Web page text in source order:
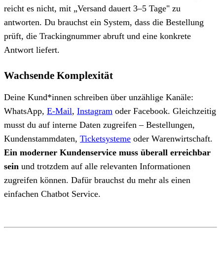
reicht es nicht, mit „Versand dauert 3–5 Tage" zu
antworten. Du brauchst ein System, dass die Bestellung
prüft, die Trackingnummer abruft und eine konkrete
Antwort liefert.
Wachsende Komplexität
Deine Kund*innen schreiben über unzählige Kanäle:
WhatsApp, E-Mail, Instagram oder Facebook. Gleichzeitig
musst du auf interne Daten zugreifen – Bestellungen,
Kundenstammdaten, Ticketsysteme oder Warenwirtschaft.
Ein moderner Kundenservice muss überall erreichbar
sein und trotzdem auf alle relevanten Informationen
zugreifen können. Dafür brauchst du mehr als einen
einfachen Chatbot Service.